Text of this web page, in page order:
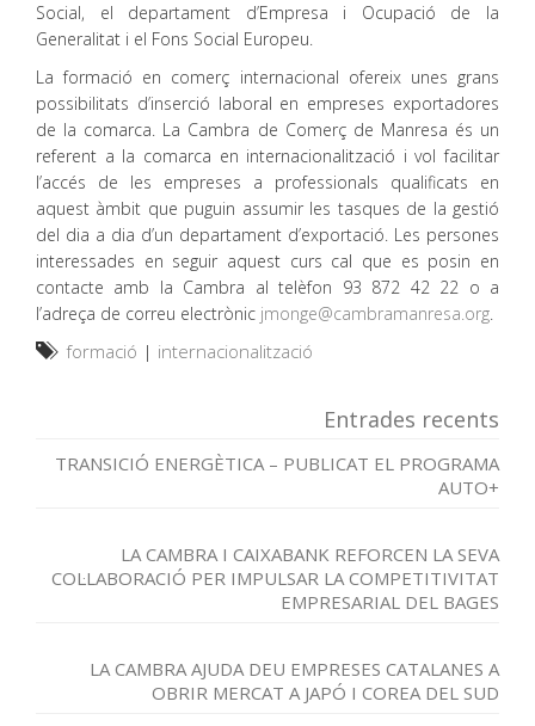
Social, el departament d’Empresa i Ocupació de la
Generalitat i el Fons Social Europeu.
La formació en comerç internacional ofereix unes grans
possibilitats d’inserció laboral en empreses exportadores
de la comarca. La Cambra de Comerç de Manresa és un
referent a la comarca en internacionalització i vol facilitar
l’accés de les empreses a professionals qualificats en
aquest àmbit que puguin assumir les tasques de la gestió
del dia a dia d’un departament d’exportació. Les persones
interessades en seguir aquest curs cal que es posin en
contacte amb la Cambra al telèfon 93 872 42 22 o a
l’adreça de correu electrònic jmonge@cambramanresa.org.
formació | internacionalització
Entrades recents
TRANSICIÓ ENERGÈTICA – PUBLICAT EL PROGRAMA
AUTO+
LA CAMBRA I CAIXABANK REFORCEN LA SEVA
COL·LABORACIÓ PER IMPULSAR LA COMPETITIVITAT
EMPRESARIAL DEL BAGES
LA CAMBRA AJUDA DEU EMPRESES CATALANES A
OBRIR MERCAT A JAPÓ I COREA DEL SUD